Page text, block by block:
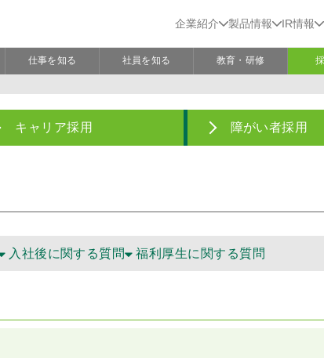
企業紹介 製品情報 IR情報
仕事を知る 社員を知る 教育・研修
キャリア採用 障がい者採用
入社後に関する質問 福利厚生に関する質問